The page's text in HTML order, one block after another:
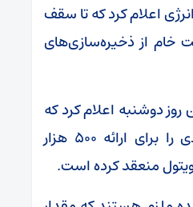
اعلام کرد که تا سقف
خام از ذخیره‌سازی‌های
روز دوشنبه اعلام کرد که
از این مقدار، قراردادی را برای ارائه ۵۰۰ هزار
منعقد کرده است.